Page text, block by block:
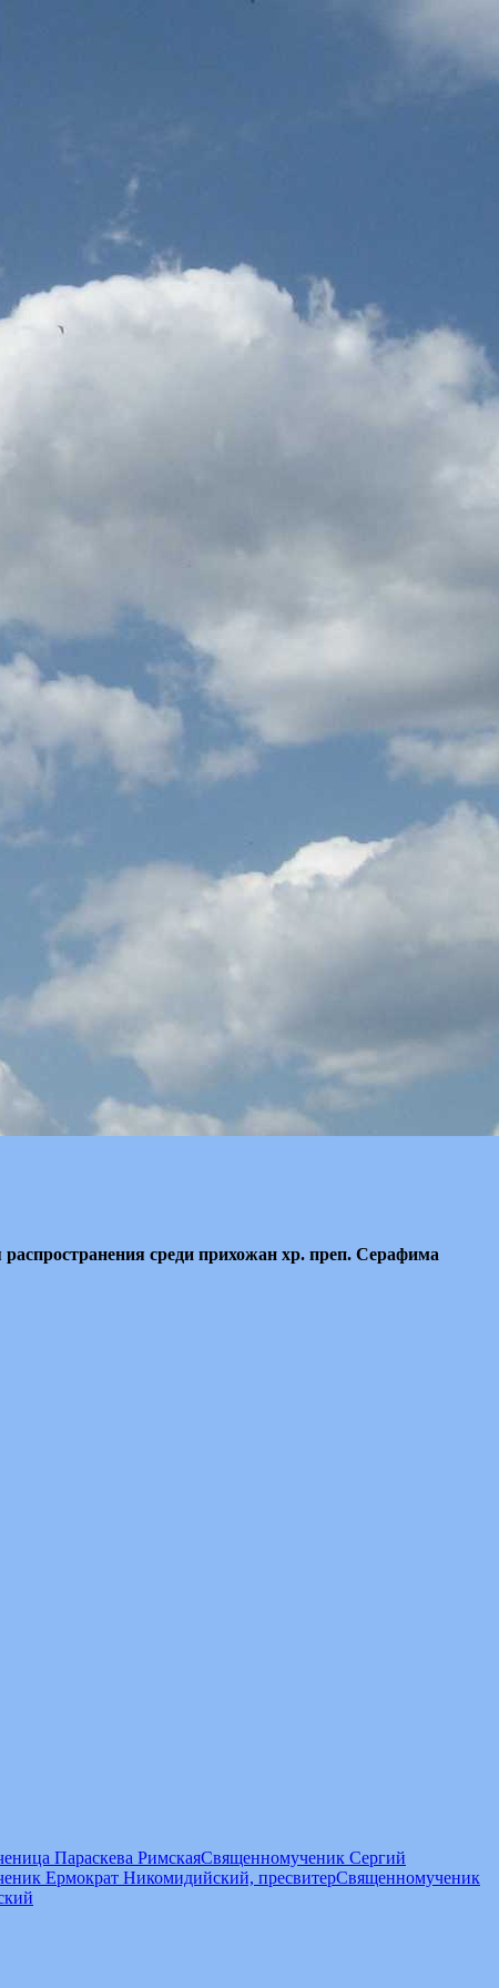
среди прихожан хр. преп. Серафима
Параскева РимскаяСвященномученик Сергий
Ермократ Никомидийский, пресвитерСвященномученик